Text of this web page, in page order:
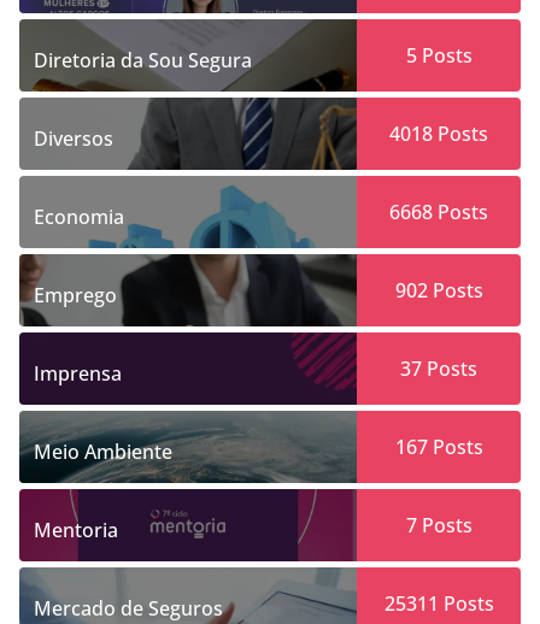
Diretoria da Sou Segura 5Posts
Diversos 4018 Posts
Economia 6668 Posts
Emprego 902Posts
Imprensa 37 Posts
Meio Ambiente 167Posts
Mentoria 7Posts
Mercado de Seguros 25311 Posts